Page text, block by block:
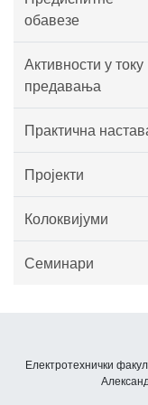
обавезе
Активности у току
предавања
Практична
Пројекти
Колоквијуми
Семинари
Електротехнички